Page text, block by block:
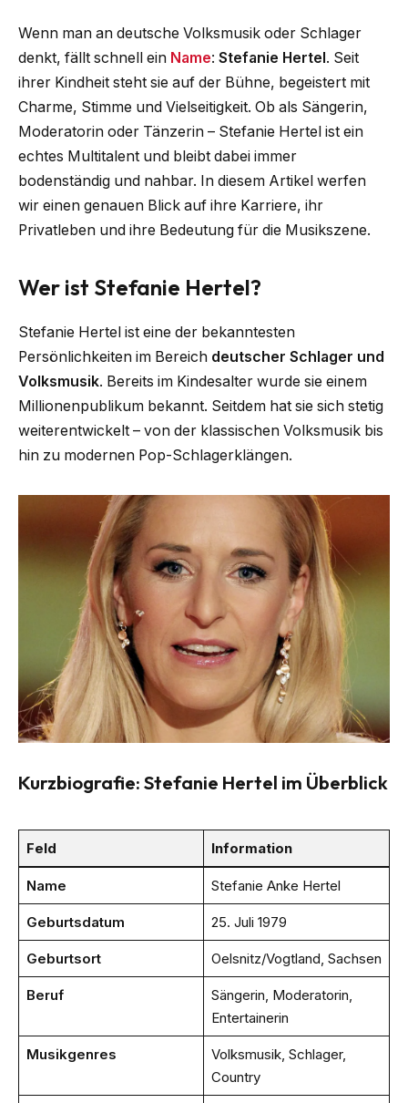
Wenn man an deutsche Volksmusik oder Schlager
denkt, fällt schnell ein Name: Stefanie Hertel. Seit
ihrer Kindheit steht sie auf der Bühne, begeistert mit
Charme, Stimme und Vielseitigkeit. Ob als Sängerin,
Moderatorin oder Tänzerin – Stefanie Hertel ist ein
echtes Multitalent und bleibt dabei immer
bodenständig und nahbar. In diesem Artikel werfen
wir einen genauen Blick auf ihre Karriere, ihr
Privatleben und ihre Bedeutung für die Musikszene.
Wer ist Stefanie Hertel?
Stefanie Hertel ist eine der bekanntesten
Persönlichkeiten im Bereich deutscher Schlager und
Volksmusik. Bereits im Kindesalter wurde sie einem
Millionenpublikum bekannt. Seitdem hat sie sich stetig
weiterentwickelt – von der klassischen Volksmusik bis
hin zu modernen Pop-Schlagerklängen.
Kurzbiografie: Stefanie Hertel im Überblick
Feld Information
Name Stefanie Anke Hertel
Geburtsdatum 25. Juli 1979
Geburtsort Oelsnitz/Vogtland, Sachsen
Beruf
Sängerin, Moderatorin,
Entertainerin
Musikgenres
Volksmusik, Schlager,
Country